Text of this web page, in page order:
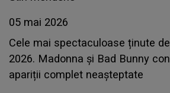
05 mai 2026
Cele mai spectaculoase ținute
2026. Madonna și Bad Bunny
apariții complet neașteptate